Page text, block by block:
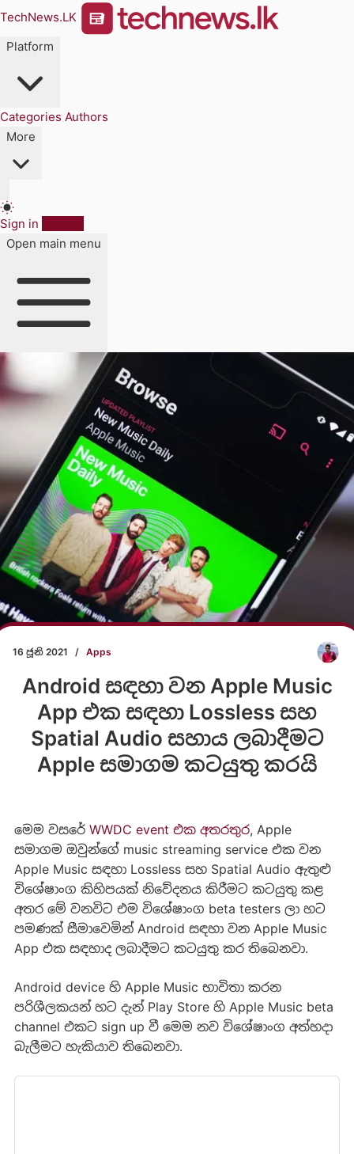
TechNews.LK
Platform
Categories Authors
More
Sign in
Open main menu
16 ජූනි 2021 / Apps
Android සඳහා වන Apple Music
App එක සඳහා Lossless සහ
Spatial Audio සහාය ලබාදීමට
Apple සමාගම කටයුතු කරයි
මෙම වසරේ WWDC event එක අතරතුර, Apple
සමාගම ඔවුන්ගේ music streaming service එක වන
Apple Music සඳහා Lossless සහ Spatial Audio ඇතුළු
විශේෂාංග කිහිපයක් නිවේදනය කිරීමට කටයුතු කළ
අතර මේ වනවිට එම විශේෂාංග beta testers ලා හට
පමණක් සීමාවෙමින් Android සඳහා වන Apple Music
App එක සඳහාද ලබාදීමට කටයුතු කර තිබෙනවා.
Android device හි Apple Music භාවිතා කරන
පරිශීලකයන් හට දැන් Play Store හි Apple Music beta
channel එකට sign up වී මෙම නව විශේෂාංග අත්හදා
බැලීමට හැකියාව තිබෙනවා.